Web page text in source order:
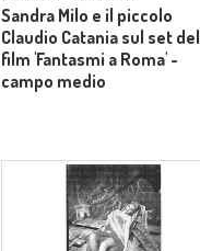
Sandra Milo e il piccolo
Claudio Catania sul set del
film 'Fantasmi a Roma' -
campo medio